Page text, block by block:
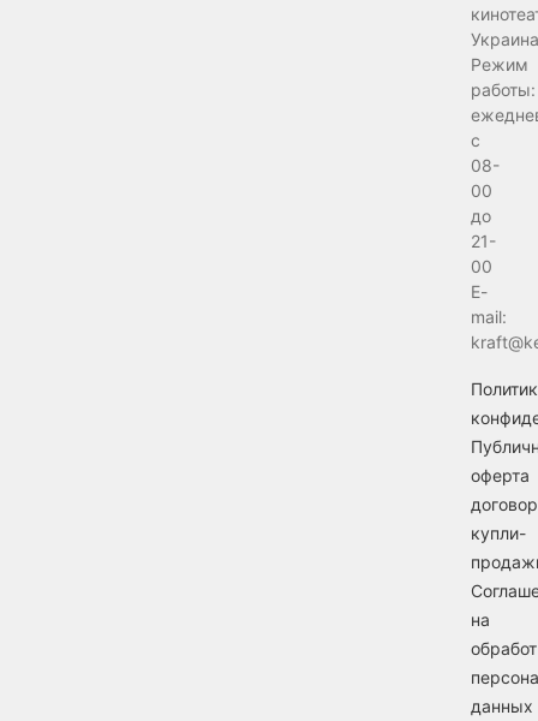
Режим
работы:
с
08-
00
до
21-
00
E-
mail:
оферта
купли-
на
данных